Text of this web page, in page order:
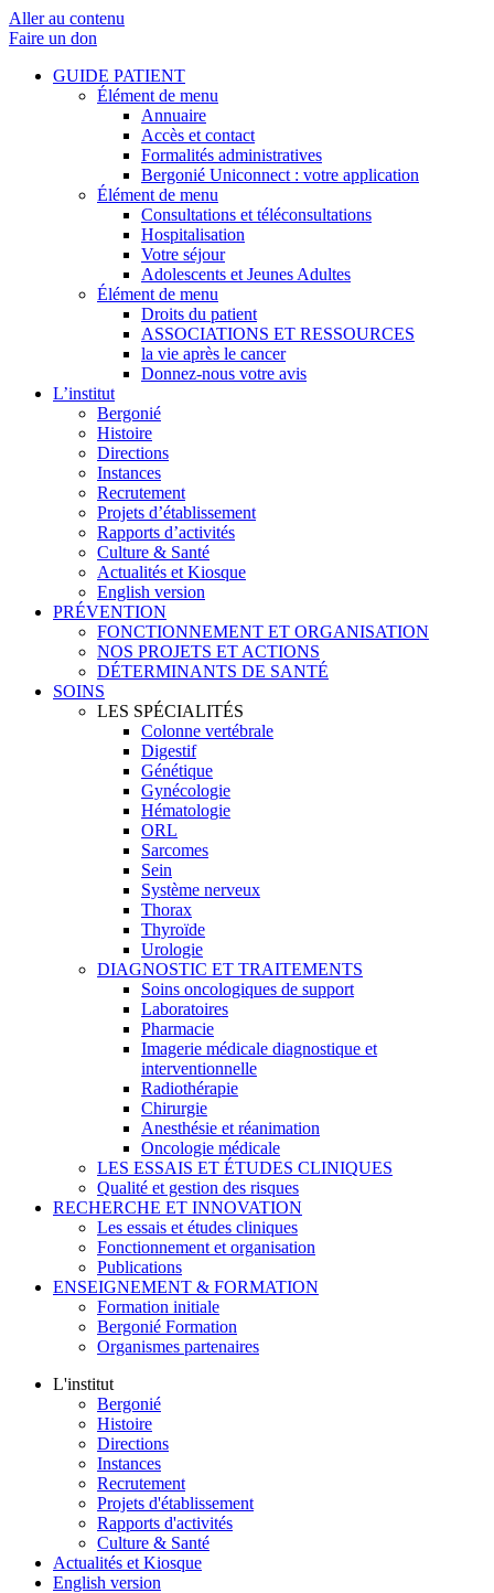
Aller au contenu
Faire un don
GUIDE PATIENT
Élément de menu
Annuaire
Accès et contact
Formalités administratives
Bergonié Uniconnect : votre application
Élément de menu
Consultations et téléconsultations
Hospitalisation
Votre séjour
Adolescents et Jeunes Adultes
Élément de menu
Droits du patient
ASSOCIATIONS ET RESSOURCES
la vie après le cancer
Donnez-nous votre avis
L’institut
Bergonié
Histoire
Directions
Instances
Recrutement
Projets d’établissement
Rapports d’activités
Culture & Santé
Actualités et Kiosque
English version
PRÉVENTION
FONCTIONNEMENT ET ORGANISATION
NOS PROJETS ET ACTIONS
DÉTERMINANTS DE SANTÉ
SOINS
LES SPÉCIALITÉS
Colonne vertébrale
Digestif
Génétique
Gynécologie
Hématologie
ORL
Sarcomes
Sein
Système nerveux
Thorax
Thyroïde
Urologie
DIAGNOSTIC ET TRAITEMENTS
Soins oncologiques de support
Laboratoires
Pharmacie
Imagerie médicale diagnostique et
interventionnelle
Radiothérapie
Chirurgie
Anesthésie et réanimation
Oncologie médicale
LES ESSAIS ET ÉTUDES CLINIQUES
Qualité et gestion des risques
RECHERCHE ET INNOVATION
Les essais et études cliniques
Fonctionnement et organisation
Publications
ENSEIGNEMENT & FORMATION
Formation initiale
Bergonié Formation
Organismes partenaires
L'institut
Bergonié
Histoire
Directions
Instances
Recrutement
Projets d'établissement
Rapports d'activités
Culture & Santé
Actualités et Kiosque
English version